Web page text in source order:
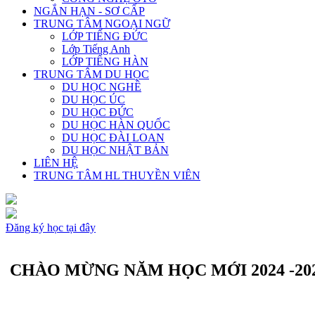
NGẮN HẠN - SƠ CẤP
TRUNG TÂM NGOẠI NGỮ
LỚP TIẾNG ĐỨC
Lớp Tiếng Anh
LỚP TIẾNG HÀN
TRUNG TÂM DU HỌC
DU HỌC NGHỀ
DU HỌC ÚC
DU HỌC ĐỨC
DU HỌC HÀN QUỐC
DU HỌC ĐÀI LOAN
DU HỌC NHẬT BẢN
LIÊN HỆ
TRUNG TÂM HL THUYỀN VIÊN
Đăng ký học tại đây
CHÀO MỪNG NĂM HỌC MỚI 2024 -